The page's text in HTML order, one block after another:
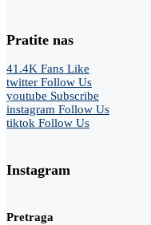
Pratite nas
41.4K Fans Like
twitter Follow Us
youtube Subscribe
instagram Follow Us
tiktok Follow Us
Instagram
Pretraga